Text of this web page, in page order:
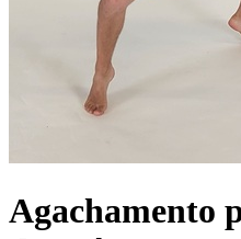
Agachamento